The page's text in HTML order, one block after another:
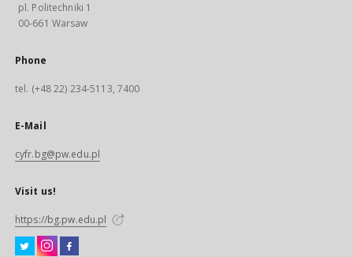
pl. Politechniki 1
00-661 Warsaw
Phone
tel. (+48 22) 234-5113, 7400
E-Mail
cyfr.bg@pw.edu.pl
Visit us!
https://bg.pw.edu.pl